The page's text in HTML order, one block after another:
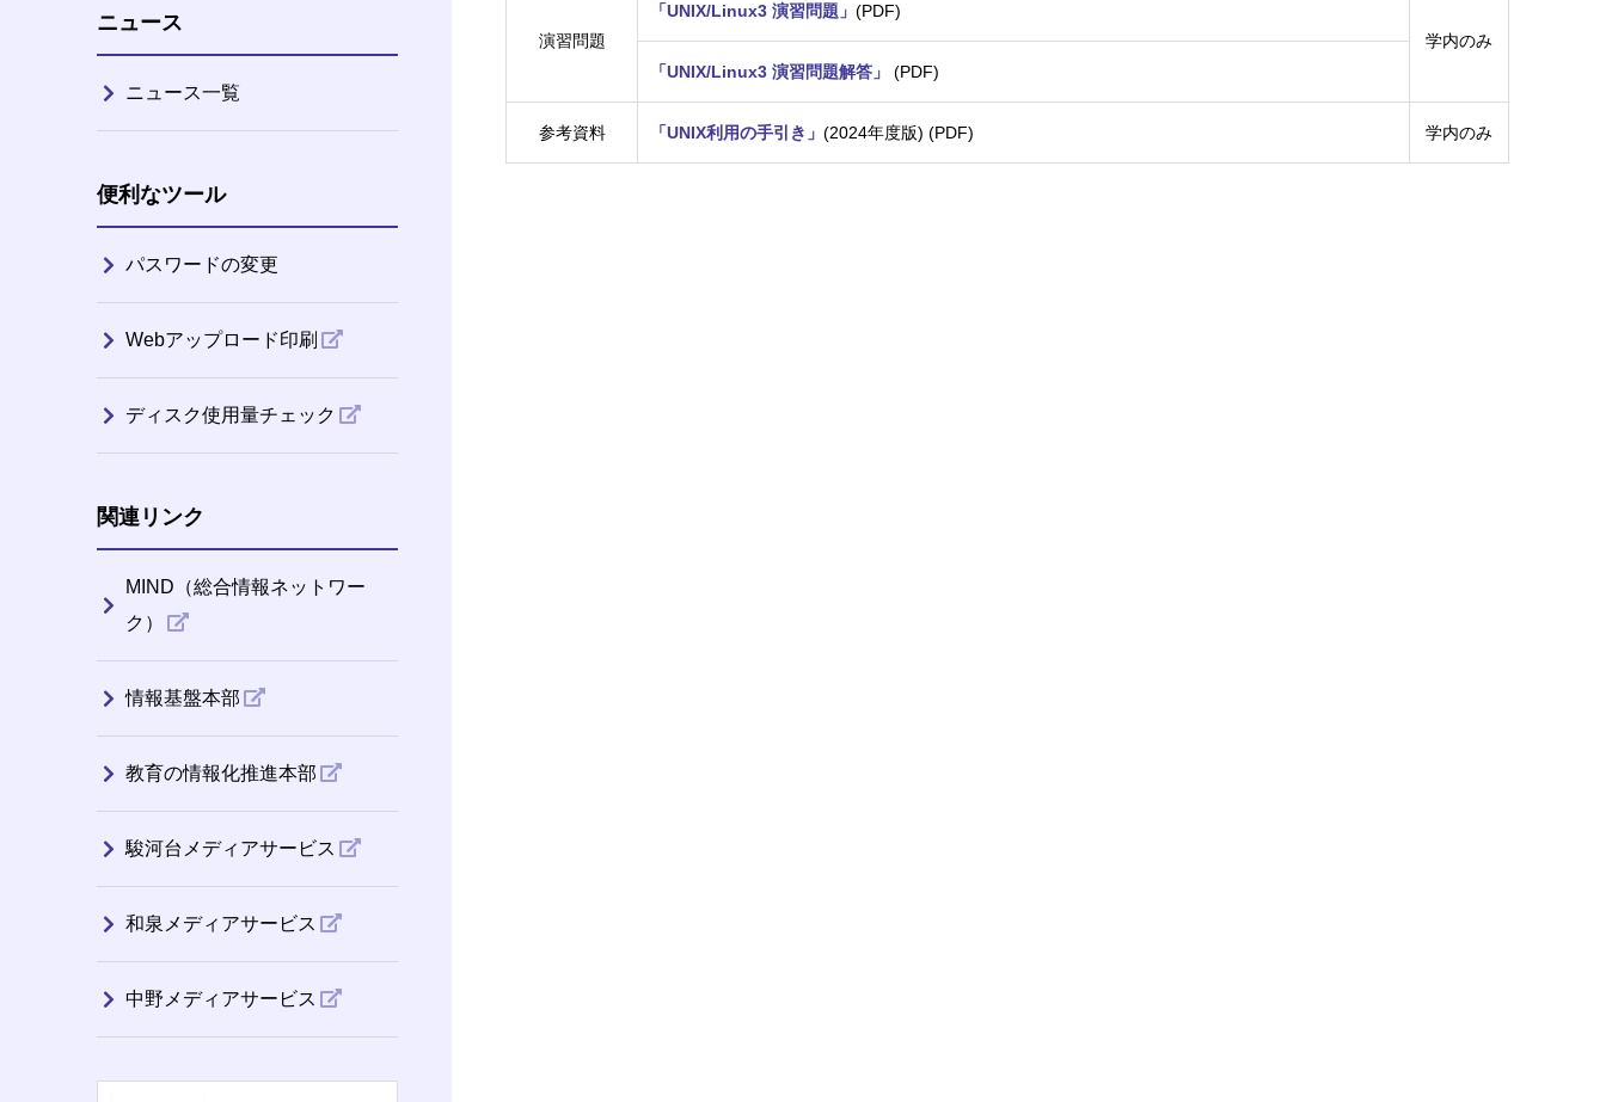
演習問題
「UNIX/Linux3 演習問題」(PDF)
学内のみ
「UNIX/Linux3 演習問題解答」
(PDF)
参考資料 「UNIX利用の手引き」(2024年度版) (PDF) 学内のみ
ニュース
ニュース一覧
便利なツール
パスワードの変更
Webアップロード印刷
ディスク使用量チェック
関連リンク
MIND（総合情報ネットワー
ク）
情報基盤本部
教育の情報化推進本部
駿河台メディアサービス
和泉メディアサービス
中野メディアサービス